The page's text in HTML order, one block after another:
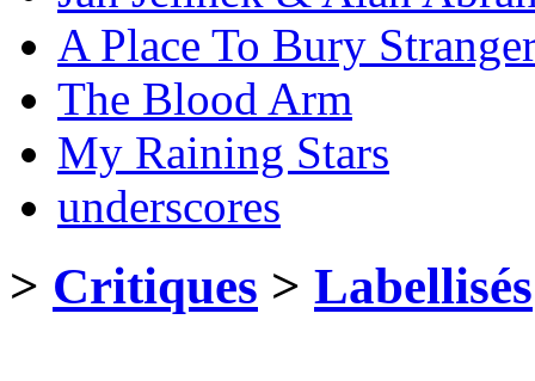
A Place To Bury
The Blood Arm
My Raining Stars
underscores
> Critiques > Labellisés